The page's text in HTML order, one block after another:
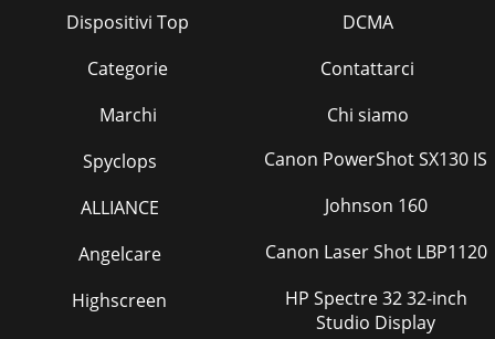
Dispositivi Top
Categorie
Marchi
DCMA
Contattarci
Chi siamo
Spyclops
ALLIANCE
Angelcare
Highscreen
Canon PowerShot SX130 IS
Johnson 160
Canon Laser Shot LBP1120
HP Spectre 32 32-inch
Studio Display